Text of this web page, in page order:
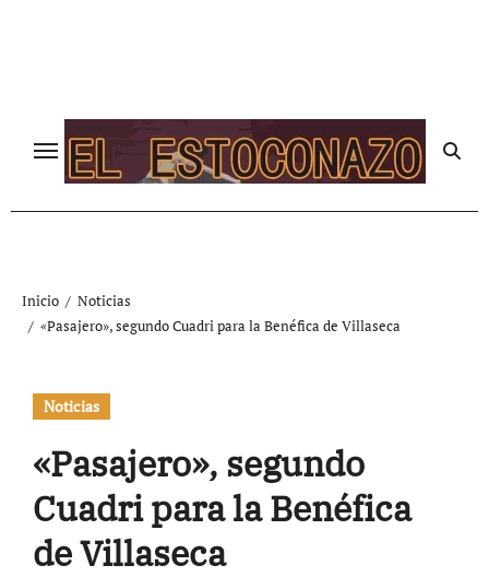
Inicio
Noticias
«Pasajero», segundo Cuadri para la Benéfica de Villaseca
Noticias
«Pasajero», segundo
Cuadri para la Benéfica
de Villaseca